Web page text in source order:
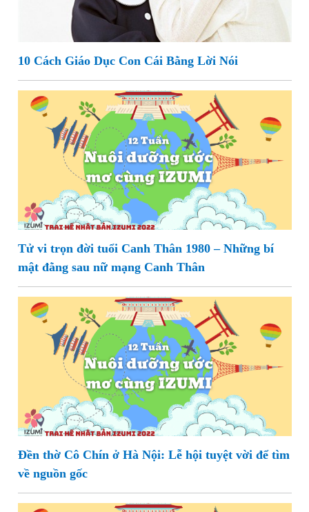
10 Cách Giáo Dục Con Cái Bằng Lời Nói
Tử vi trọn đời tuổi Canh Thân 1980 – Những bí
mật đằng sau nữ mạng Canh Thân
Đền thờ Cô Chín ở Hà Nội: Lễ hội tuyệt vời để tìm
về nguồn gốc